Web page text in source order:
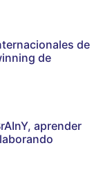
de
de
aprender